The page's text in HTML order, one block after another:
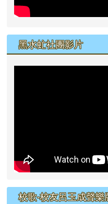
黑水虻社團影片
校歌-校友呂玉成聲樂